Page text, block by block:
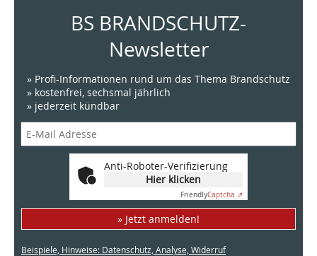
BS BRANDSCHUTZ-
Newsletter
» Profi-Informationen rund um das Thema Brandschutz
» kostenfrei, sechsmal jährlich
» jederzeit kündbar
Anti-Roboter-Verifizierung
Hier klicken
FriendlyCaptcha ⇗
» Jetzt anmelden!
Beispiele, Hinweise: Datenschutz, Analyse, Widerruf